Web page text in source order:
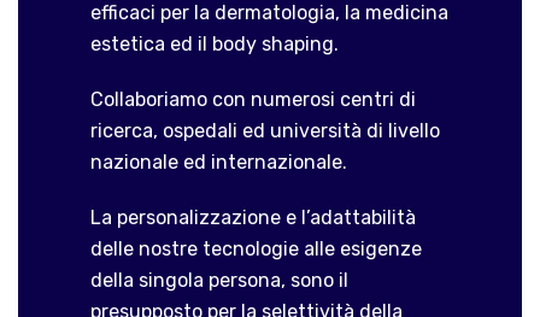
efficaci per la dermatologia, la medicina
estetica ed il body shaping.
Collaboriamo con numerosi centri di
ricerca, ospedali ed università di livello
nazionale ed internazionale.
La personalizzazione e l’adattabilità
delle nostre tecnologie alle esigenze
della singola persona, sono il
presupposto per la selettività della